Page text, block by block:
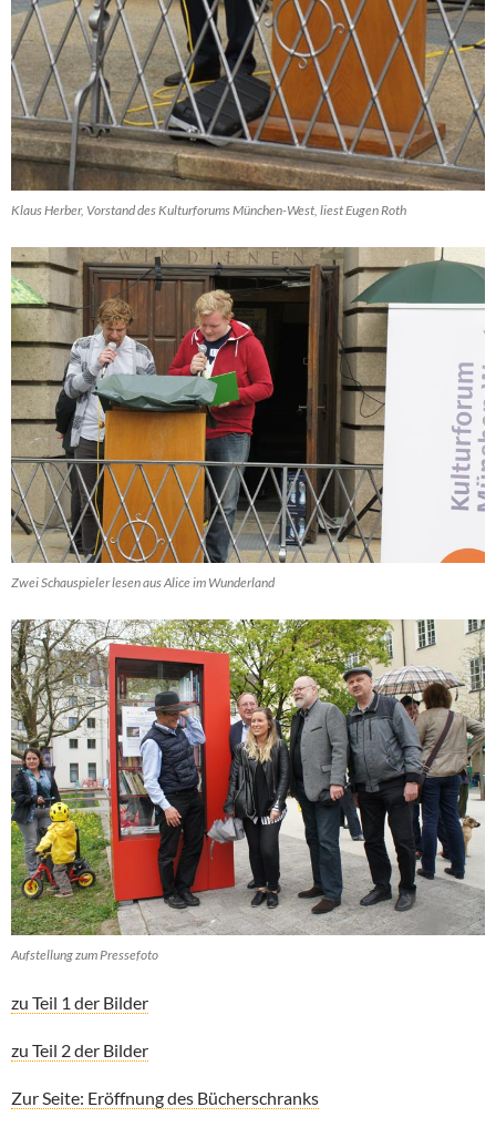
Klaus Herber, Vorstand des Kulturforums München-West, liest Eugen Roth
Zwei Schauspieler lesen aus Alice im Wunderland
Aufstellung zum Pressefoto
zu Teil 1 der Bilder
zu Teil 2 der Bilder
Zur Seite: Eröffnung des Bücherschranks